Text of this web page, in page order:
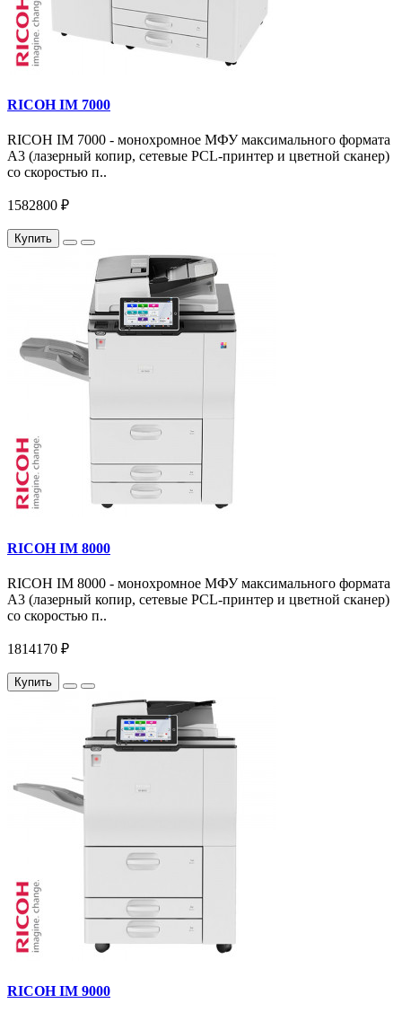
RICOH IM 7000
RICOH IM 7000 - монохромное МФУ максимального формата
А3 (лазерный копир, сетевые PCL-принтер и цветной сканер)
со скоростью п..
1582800 ₽
Купить
RICOH IM 8000
RICOH IM 8000 - монохромное МФУ максимального формата
А3 (лазерный копир, сетевые PCL-принтер и цветной сканер)
со скоростью п..
1814170 ₽
Купить
RICOH IM 9000